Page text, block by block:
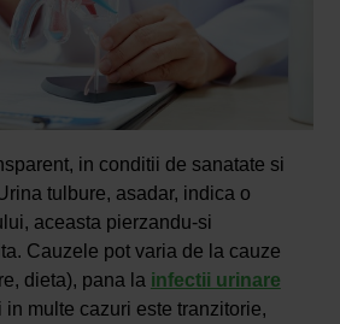
in conditii de sanatate si
tulbure, asadar, indica o
aceasta pierzandu-si
Cauzele pot varia de la cauze
dieta), pana la infectii urinare
multe cazuri este tranzitorie,